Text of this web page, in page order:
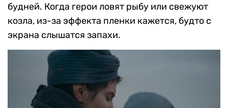
будней. Когда герои ловят рыбу или свежуют
козла, из-за эффекта пленки кажется, будто с
экрана слышатся запахи.